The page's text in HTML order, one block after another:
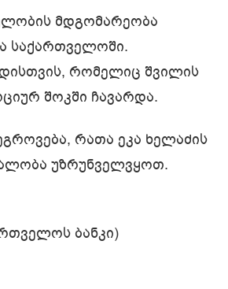
მდგომარეობა
საქართველოში.
რომელიც შვილის
შოკში ჩავარდა.
რათა ეკა ხელაძის
უზრუნველვყოთ.
ბანკი)